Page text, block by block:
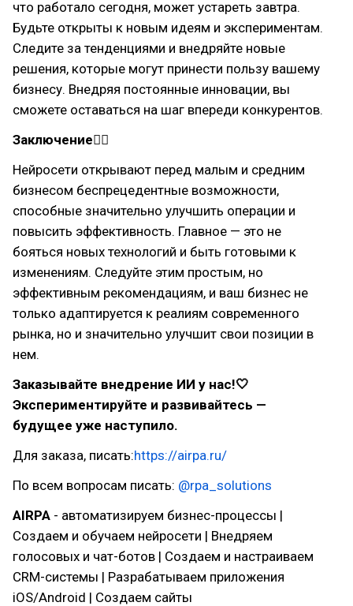
что работало сегодня, может устареть завтра.
Будьте открыты к новым идеям и экспериментам.
Следите за тенденциями и внедряйте новые
решения, которые могут принести пользу вашему
бизнесу. Внедряя постоянные инновации, вы
сможете оставаться на шаг впереди конкурентов.
Заключение✌🏽
Нейросети открывают перед малым и средним
бизнесом беспрецедентные возможности,
способные значительно улучшить операции и
повысить эффективность. Главное — это не
бояться новых технологий и быть готовыми к
изменениям. Следуйте этим простым, но
эффективным рекомендациям, и ваш бизнес не
только адаптируется к реалиям современного
рынка, но и значительно улучшит свои позиции в
нем.
Заказывайте внедрение ИИ у нас!🤍
Экспериментируйте и развивайтесь —
будущее уже наступило.
Для заказа, писать:https://airpa.ru/
По всем вопросам писать: @rpa_solutions
AIRPA - автоматизируем бизнес-процессы |
Создаем и обучаем нейросети | Внедряем
голосовых и чат-ботов | Создаем и настраиваем
CRM-системы | Разрабатываем приложения
iOS/Android | Создаем сайты